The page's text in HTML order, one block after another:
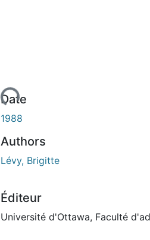
Date
1988
Authors
Lévy, Brigitte
Éditeur
Université d'Ottawa, Faculté